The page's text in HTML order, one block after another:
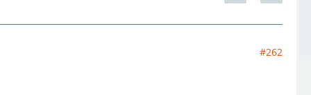
#262